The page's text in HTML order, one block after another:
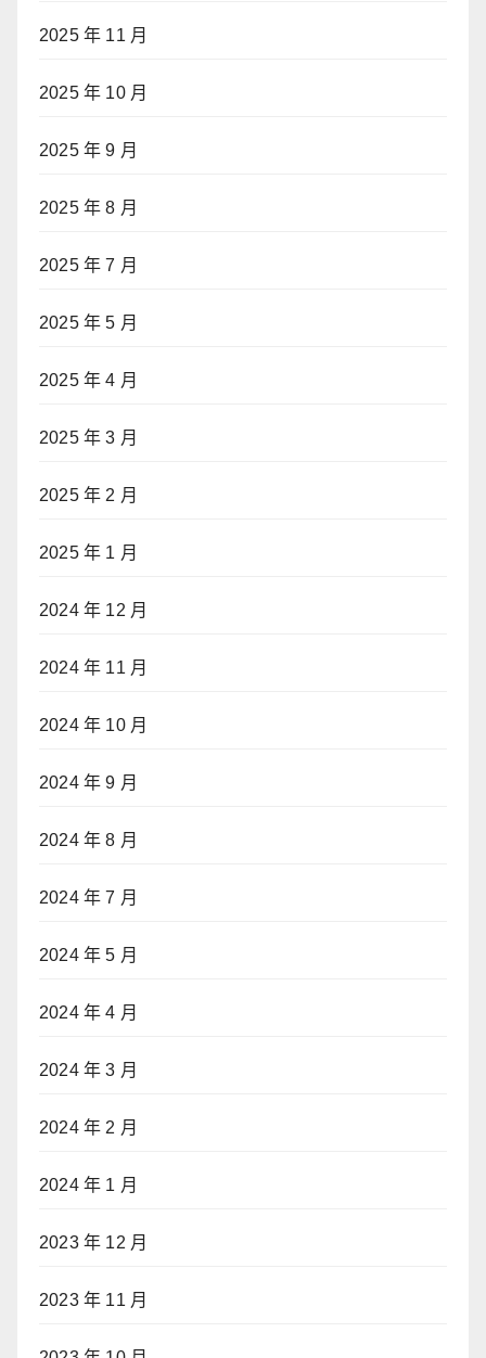
2025 年 11 月
2025 年 10 月
2025 年 9 月
2025 年 8 月
2025 年 7 月
2025 年 5 月
2025 年 4 月
2025 年 3 月
2025 年 2 月
2025 年 1 月
2024 年 12 月
2024 年 11 月
2024 年 10 月
2024 年 9 月
2024 年 8 月
2024 年 7 月
2024 年 5 月
2024 年 4 月
2024 年 3 月
2024 年 2 月
2024 年 1 月
2023 年 12 月
2023 年 11 月